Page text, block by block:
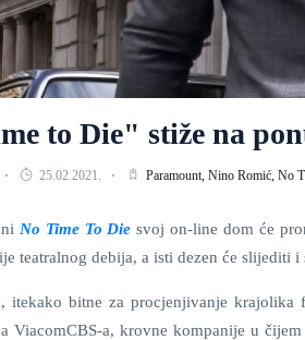
to Die" stiže na
25.02.2021. Paramount, Nino Romić, No
No Time To Die svoj on-line dom će
teatralnog debija, a isti dezen će
itekako bitne za procjenjivanje krajolika
ViacomCBS-a, krovne kompanije u čijem